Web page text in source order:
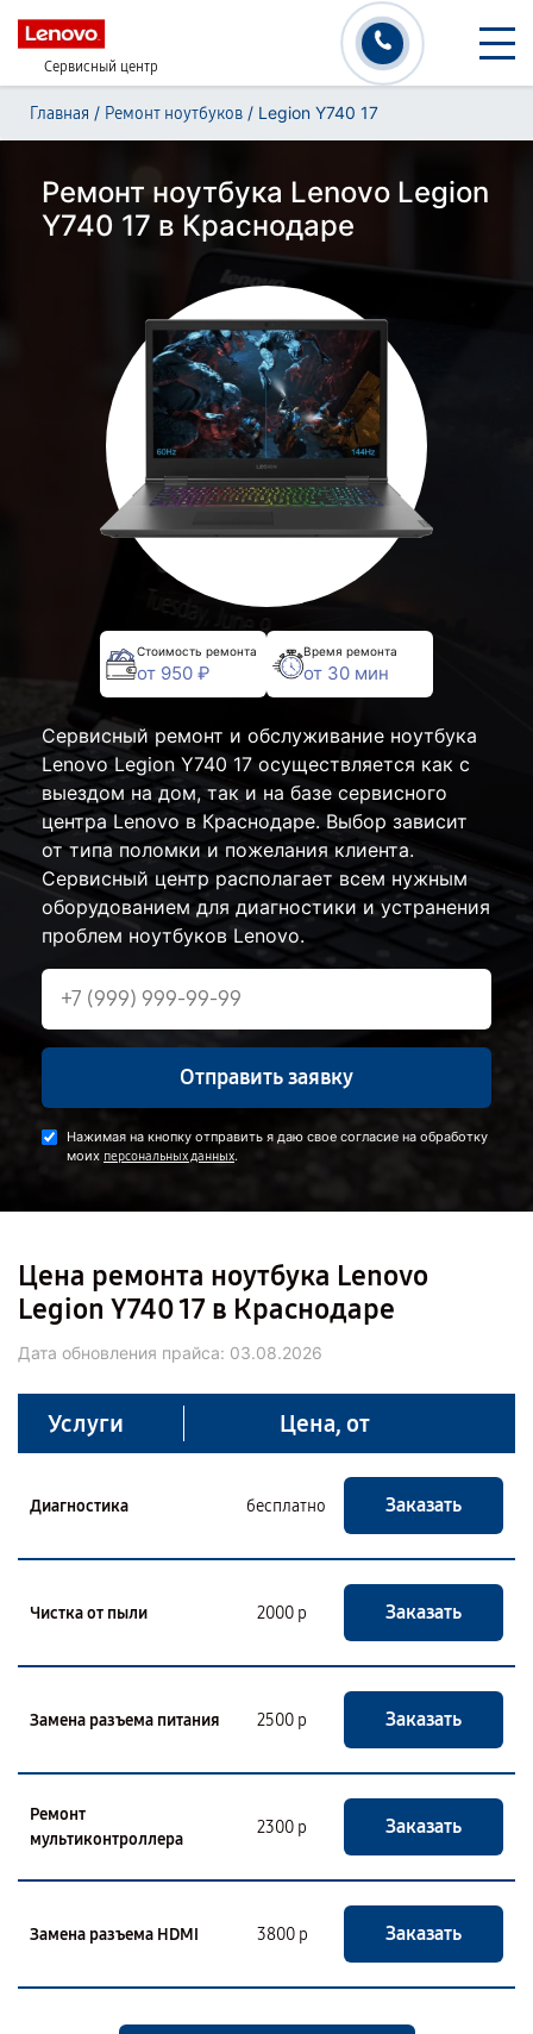
Сервисный центр
Главная / Ремонт ноутбуков / Legion Y740 17
Ремонт ноутбука Lenovo Legion
Y740 17 в Краснодаре
Стоимость ремонта
от 950 ₽
Время ремонта
от 30 мин
Сервисный ремонт и обслуживание ноутбука
Lenovo Legion Y740 17 осуществляется как с
выездом на дом, так и на базе сервисного
центра Lenovo в Краснодаре. Выбор зависит
от типа поломки и пожелания клиента.
Сервисный центр располагает всем нужным
оборудованием для диагностики и устранения
проблем ноутбуков Lenovo.
Отправить заявку
Нажимая на кнопку отправить я даю свое согласие на обработку
моих персональных данных.
Цена ремонта ноутбука Lenovo
Legion Y740 17 в Краснодаре
Дата обновления прайса: 03.08.2026
Услуги Цена, от
Диагностика бесплатно Заказать
Чистка от пыли 2000 р Заказать
Замена разъема питания 2500 р Заказать
Ремонт
мультиконтроллера
2300 р Заказать
Замена разъема HDMI 3800 р Заказать